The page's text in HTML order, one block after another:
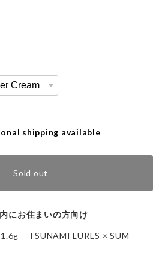
shipping available
Sold out
にお住まいの方向け
– TSUNAMI LURES × SUM